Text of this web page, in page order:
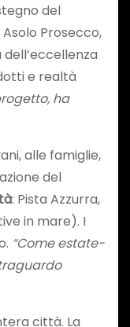
del
Prosecco,
e realtà
ha
alle famiglie,
del
: Pista Azzurra,
in mare). I
“Come estate-
città. La